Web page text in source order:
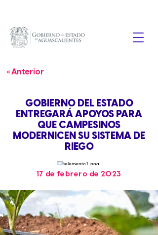
« Anterior
GOBIERNO DEL ESTADO
ENTREGARÁ APOYOS PARA
QUE CAMPESINOS
MODERNICEN SU SISTEMA DE
RIEGO
17 de febrero de 2023